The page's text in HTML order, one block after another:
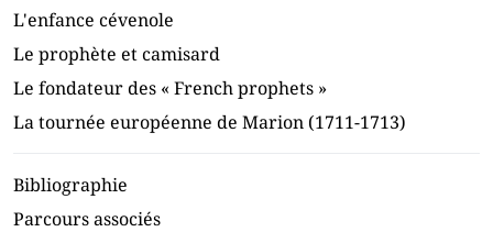
L'enfance cévenole
Le prophète et camisard
Le fondateur des « French prophets »
La tournée européenne de Marion (1711-1713)
Bibliographie
Parcours associés